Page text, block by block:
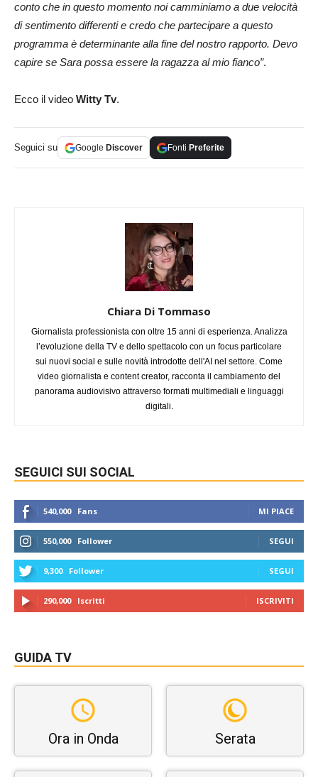
conto che in questo momento noi camminiamo a due velocità
di sentimento differenti e credo che partecipare a questo
programma è determinante alla fine del nostro rapporto. Devo
capire se Sara possa essere la ragazza al mio fianco”.
Ecco il video Witty Tv.
Seguici su Google Discover Fonti Preferite
Chiara Di Tommaso
Giornalista professionista con oltre 15 anni di esperienza. Analizza
l’evoluzione della TV e dello spettacolo con un focus particolare
sui nuovi social e sulle novità introdotte dell'AI nel settore. Come
video giornalista e content creator, racconta il cambiamento del
panorama audiovisivo attraverso formati multimediali e linguaggi
digitali.
SEGUICI SUI SOCIAL
540,000 Fans MI PIACE
550,000 Follower SEGUI
9,300 Follower SEGUI
290,000 Iscritti ISCRIVITI
GUIDA TV
Ora in Onda Serata